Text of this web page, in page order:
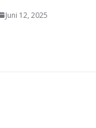
Juni 12, 2025